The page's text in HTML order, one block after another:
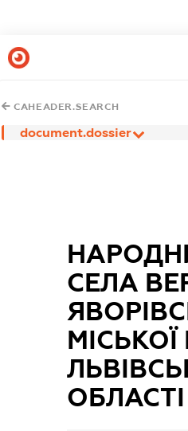
CAHEADER.SEARCH
document.dossier
СЕЛА
ОБЛАСТІ